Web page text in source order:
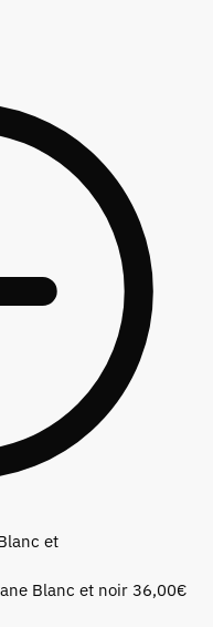
Blanc et noir 36,00€